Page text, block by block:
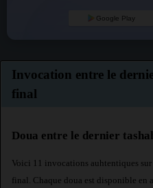
Google Play
Invocation entre le
final
Doua entre le dernier
Voici 11 invocations auhtentiques
final. Chaque doua est disponible en